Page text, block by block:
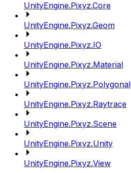
UnityEngine.Pixyz.Core
UnityEngine.Pixyz.Geom
UnityEngine.Pixyz.IO
UnityEngine.Pixyz.Material
UnityEngine.Pixyz.Polygonal
UnityEngine.Pixyz.Raytrace
UnityEngine.Pixyz.Scene
UnityEngine.Pixyz.Unity
UnityEngine.Pixyz.View